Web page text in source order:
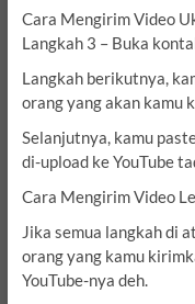
Cara Mengirim Video
Langkah 3 – Buka
Langkah berikutnya,
orang yang akan kamu
Selanjutnya, kamu
di-upload ke YouTube
Cara Mengirim Video
Jika semua langkah di
orang yang kamu
YouTube-nya deh.